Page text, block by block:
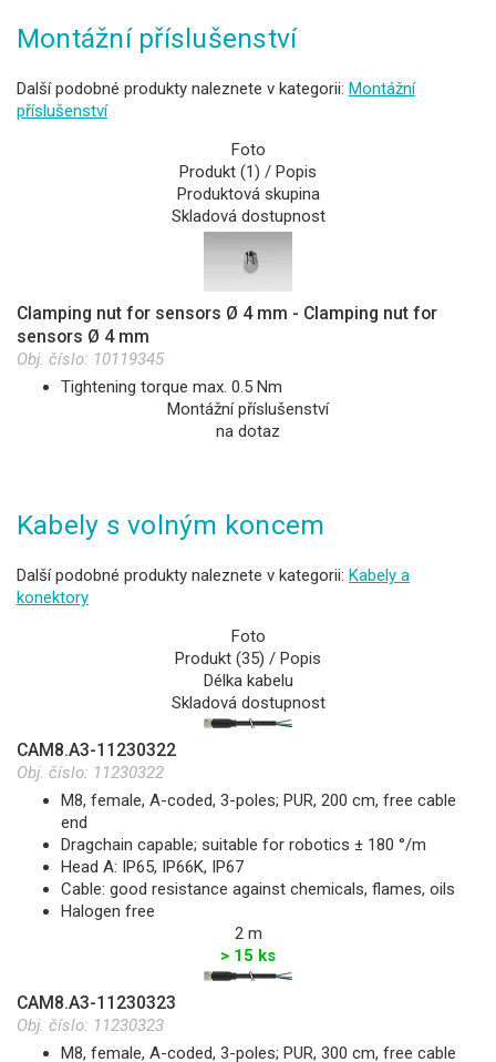
Montážní příslušenství
Další podobné produkty naleznete v kategorii: Montážní
příslušenství
Foto
Produkt (1) / Popis
Produktová skupina
Skladová dostupnost
Clamping nut for sensors Ø 4 mm - Clamping nut for
sensors Ø 4 mm
Obj. číslo: 10119345
Tightening torque max. 0.5 Nm
Montážní příslušenství
na dotaz
Kabely s volným koncem
Další podobné produkty naleznete v kategorii: Kabely a
konektory
Foto
Produkt (35) / Popis
Délka kabelu
Skladová dostupnost
CAM8.A3-11230322
Obj. číslo: 11230322
M8, female, A-coded, 3-poles; PUR, 200 cm, free cable
end
Dragchain capable; suitable for robotics ± 180 °/m
Head A: IP65, IP66K, IP67
Cable: good resistance against chemicals, flames, oils
Halogen free
2 m
> 15 ks
CAM8.A3-11230323
Obj. číslo: 11230323
M8, female, A-coded, 3-poles; PUR, 300 cm, free cable